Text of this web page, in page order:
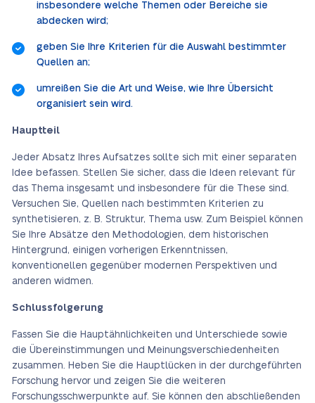
insbesondere welche Themen oder Bereiche sie
abdecken wird;
geben Sie Ihre Kriterien für die Auswahl bestimmter
Quellen an;
umreißen Sie die Art und Weise, wie Ihre Übersicht
organisiert sein wird.
Hauptteil
Jeder Absatz Ihres Aufsatzes sollte sich mit einer separaten
Idee befassen. Stellen Sie sicher, dass die Ideen relevant für
das Thema insgesamt und insbesondere für die These sind.
Versuchen Sie, Quellen nach bestimmten Kriterien zu
synthetisieren, z. B. Struktur, Thema usw. Zum Beispiel können
Sie Ihre Absätze den Methodologien, dem historischen
Hintergrund, einigen vorherigen Erkenntnissen,
konventionellen gegenüber modernen Perspektiven und
anderen widmen.
Schlussfolgerung
Fassen Sie die Hauptähnlichkeiten und Unterschiede sowie
die Übereinstimmungen und Meinungsverschiedenheiten
zusammen. Heben Sie die Hauptlücken in der durchgeführten
Forschung hervor und zeigen Sie die weiteren
Forschungsschwerpunkte auf. Sie können den abschließenden